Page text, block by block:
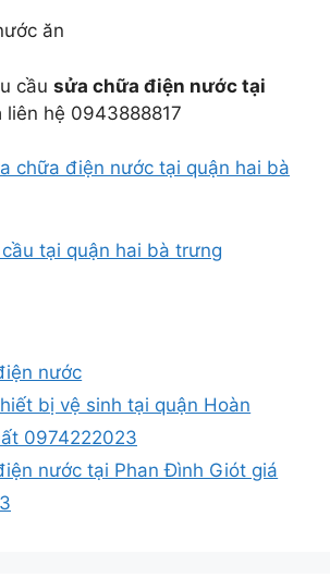
ăn
cầu sửa chữa điện nước tại
liên hệ 0943888817
chữa điện nước tại quận hai bà
tại quận hai bà trưng
nước
bị vệ sinh tại quận Hoàn
0974222023
nước tại Phan Đình Giót giá